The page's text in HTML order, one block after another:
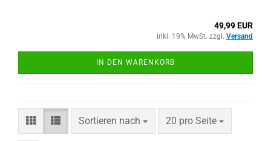
49,99 EUR
inkl. 19% MwSt. zzgl. Versand
IN DEN WARENKORB
Sortieren nach
Sortieren nach 20 pro Seite
pro Seite